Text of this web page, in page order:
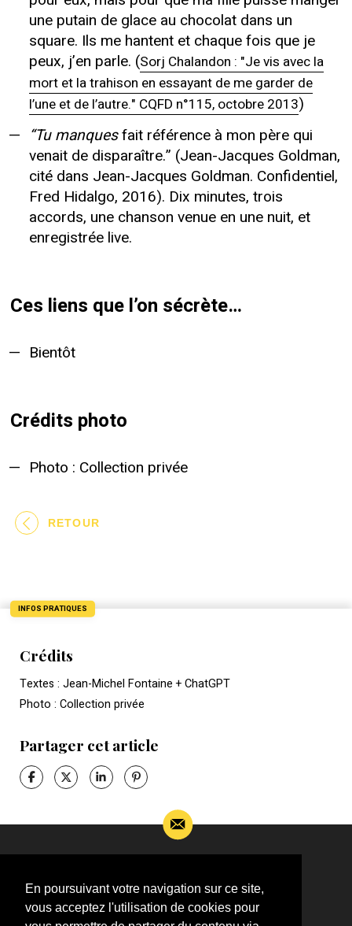
En poursuivant votre navigation sur ce site,
vous acceptez l'utilisation de cookies pour
une putain de glace au chocolat dans un
square. Ils me hantent et chaque fois que je
peux, j’en parle. (Sorj Chalandon : "Je vis avec la
mort et la trahison en essayant de me garder de
l’une et de l’autre." CQFD n°115, octobre 2013)
“Tu manquesfait référence à mon père qui
venait de disparaître.” (Jean-Jacques Goldman,
cité dans Jean-Jacques Goldman. Confidentiel,
Fred Hidalgo, 2016). Dix minutes, trois
accords, une chanson venue en une nuit, et
enregistrée live.
Ces liens que l’on sécrète…
Bientôt
Crédits photo
Photo : Collection privée
RETOUR
INFOS PRATIQUES
Crédits
Textes : Jean-Michel Fontaine + ChatGPT
Photo : Collection privée
Partager cet article
complémentaires sur l’actualité de Jean-Jacques
Goldman,
ÉCRIVEZ-MOI !